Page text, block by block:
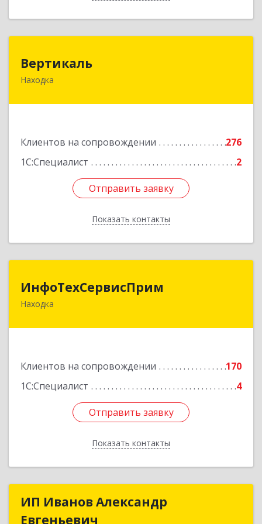
Вертикаль
Находка
Клиентов на сопровождении
276
1С:Специалист
2
Отправить заявку
Показать контакты
Отправить заявку
Назад
ИнфоТехСервисПрим
Находка
Клиентов на сопровождении
170
1С:Специалист
4
Отправить заявку
Показать контакты
Отправить заявку
Назад
ИП Иванов Александр
Евгеньевич
ИП Иванов Александр